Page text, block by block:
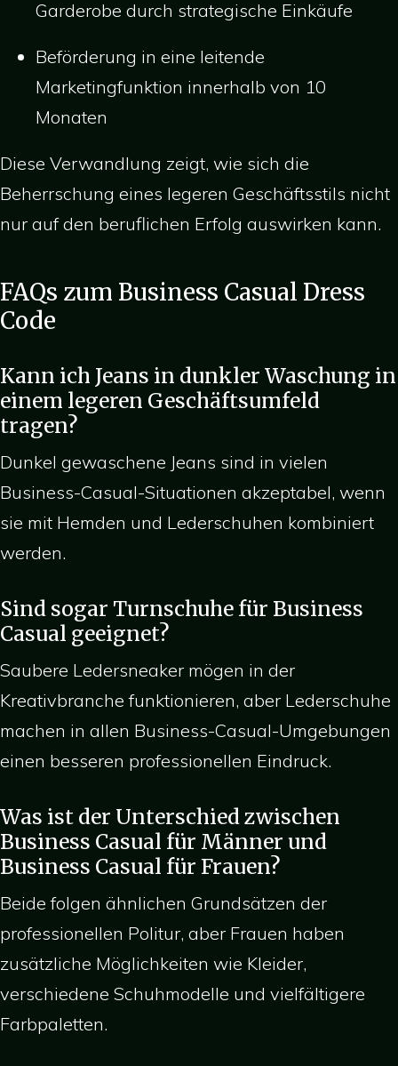
Garderobe durch strategische Einkäufe
Beförderung in eine leitende
Marketingfunktion innerhalb von 10
Monaten
Diese Verwandlung zeigt, wie sich die
Beherrschung eines legeren Geschäftsstils nicht
nur auf den beruflichen Erfolg auswirken kann.
FAQs zum Business Casual Dress
Code
Kann ich Jeans in dunkler Waschung in
einem legeren Geschäftsumfeld
tragen?
Dunkel gewaschene Jeans sind in vielen
Business-Casual-Situationen akzeptabel, wenn
sie mit Hemden und Lederschuhen kombiniert
werden.
Sind sogar Turnschuhe für Business
Casual geeignet?
Saubere Ledersneaker mögen in der
Kreativbranche funktionieren, aber Lederschuhe
machen in allen Business-Casual-Umgebungen
einen besseren professionellen Eindruck.
Was ist der Unterschied zwischen
Business Casual für Männer und
Business Casual für Frauen?
Beide folgen ähnlichen Grundsätzen der
professionellen Politur, aber Frauen haben
zusätzliche Möglichkeiten wie Kleider,
verschiedene Schuhmodelle und vielfältigere
Farbpaletten.